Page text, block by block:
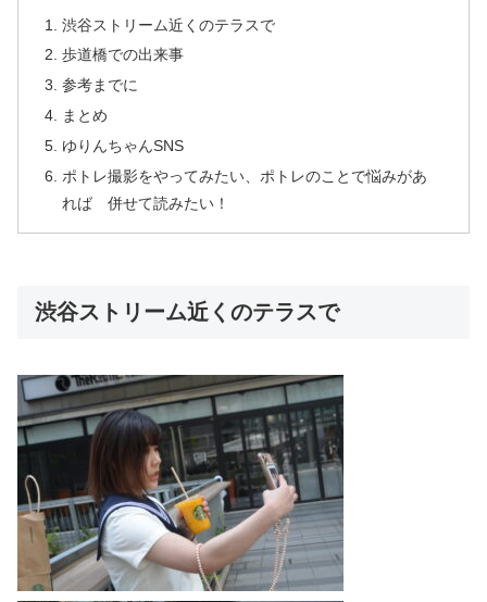
渋谷ストリーム近くのテラスで
歩道橋での出来事
参考までに
まとめ
ゆりんちゃんSNS
ポトレ撮影をやってみたい、ポトレのことで悩みがあ
れば 併せて読みたい！
渋谷ストリーム近くのテラスで